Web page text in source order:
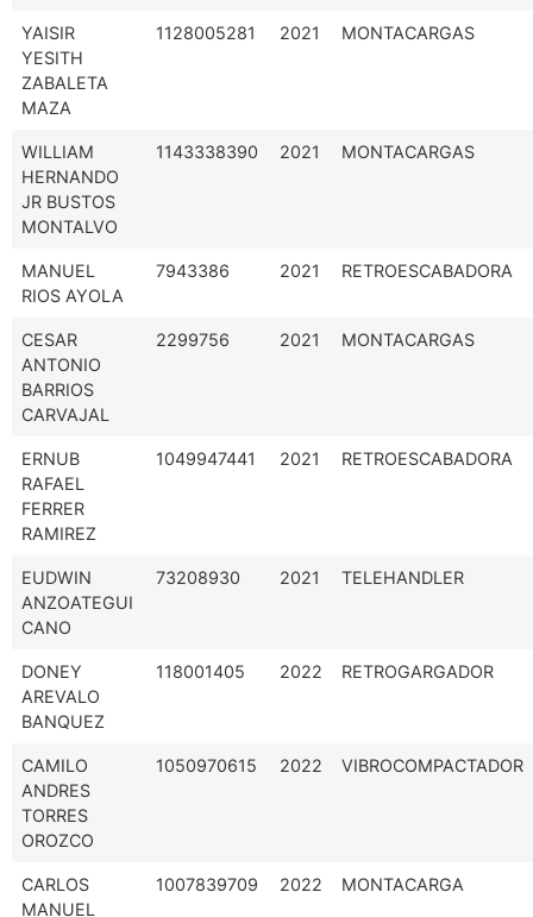
YAISIR
YESITH
ZABALETA
MAZA
1128005281 2021 MONTACARGAS
WILLIAM
HERNANDO
JR BUSTOS
MONTALVO
1143338390 2021 MONTACARGAS
MANUEL
RIOS AYOLA
7943386 2021 RETROESCABADORA
CESAR
ANTONIO
BARRIOS
CARVAJAL
2299756 2021 MONTACARGAS
ERNUB
RAFAEL
FERRER
RAMIREZ
1049947441 2021 RETROESCABADORA
EUDWIN
ANZOATEGUI
CANO
73208930 2021 TELEHANDLER
DONEY
AREVALO
BANQUEZ
118001405 2022 RETROGARGADOR
CAMILO
ANDRES
TORRES
OROZCO
1050970615 2022 VIBROCOMPACTADOR
CARLOS
MANUEL
1007839709 2022 MONTACARGA